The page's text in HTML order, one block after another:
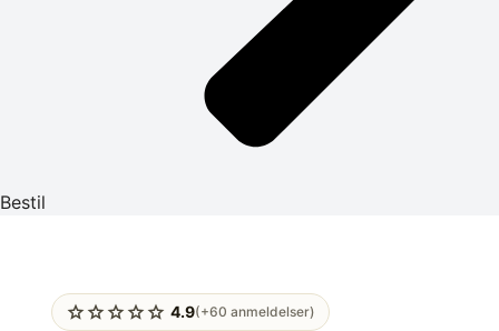
Bestil
starstarstarstarstar 4.9(+60 anmeldelser)